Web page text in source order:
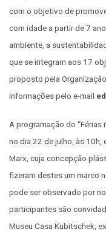
com o objetivo de
com idade a partir de 7
ambiente, a
que se integram aos 17
proposto pela
informações pelo e-mail
A programação do “Férias
no dia 22 de julho, às 10h,
Marx, cuja concepção
fizeram destes um marco
pode ser observado por
participantes são
Museu Casa Kubitschek,